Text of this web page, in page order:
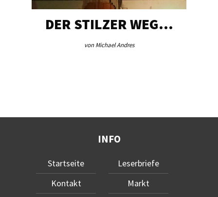
DER STILZER WEG…
von Michael Andres
INFO
Startseite
Kontakt
Leserbriefe
Markt